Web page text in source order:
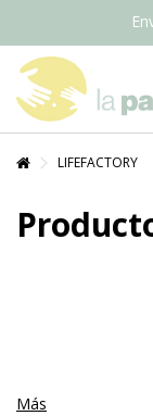
LIFEFACTORY
Más